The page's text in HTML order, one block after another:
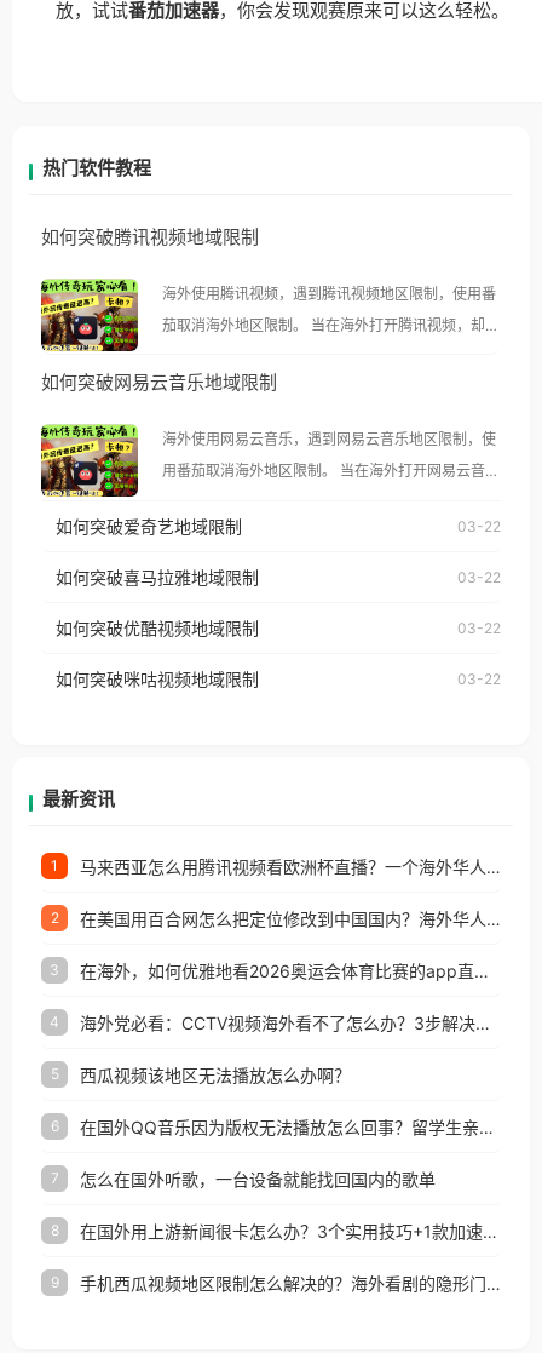
放，试试番茄加速器，你会发现观赛原来可以这么轻松。
热门软件教程
如何突破腾讯视频地域限制
海外使用腾讯视频，遇到腾讯视频地区限制，使用番
茄取消海外地区限制。 当在海外打开腾讯视频，却突
示语。 海外用户如香港、澳门、台湾、美国、加拿
像其他音乐平台一样，出现地区及版权限制问题，且
仅能在中国大陆地区播放。 遇到这个问题的朋友们，
使用番茄回国加速器，即可解决「海外用户收听腾讯
台湾、美国、加拿大、澳大利亚、欧洲等国家和地区
权限制所困扰。
如何突破网易云音乐地域限制
海外使用网易云音乐，遇到网易云音乐地区限制，使
用番茄取消海外地区限制。 当在海外打开网易云音
播放”的提示语。 海外用户如香港、澳门、台湾、美
国、加拿大、澳大利亚、欧洲等国家和地区时，网易
制问题，且仅能在中国大陆地区播放。 遇到这个问题
户收听网易云音乐地区版权限制」的问题，无论人在
如何突破爱奇艺地域限制 03-22
如何突破喜马拉雅地域限制 03-22
如何突破优酷视频地域限制 03-22
如何突破咪咕视频地域限制 03-22
最新资讯
1 马来西亚怎么用腾讯视频看欧洲杯直播？一个海外华人的真实困扰与破解
2 在美国用百合网怎么把定位修改到中国国内？海外华人必备的回国加速指南
3 在海外，如何优雅地看2026奥运会体育比赛的app直播？
4 海外党必看：CCTV视频海外看不了怎么办？3步解决地区限制+追剧自由
5 西瓜视频该地区无法播放怎么办啊？
6 在国外QQ音乐因为版权无法播放怎么回事？留学生亲测有效的解决办法
7 怎么在国外听歌，一台设备就能找回国内的歌单
8 在国外用上游新闻很卡怎么办？3个实用技巧+1款加速器解决海外看国内内容难题
9 手机西瓜视频地区限制怎么解决的？海外看剧的隐形门与钥匙